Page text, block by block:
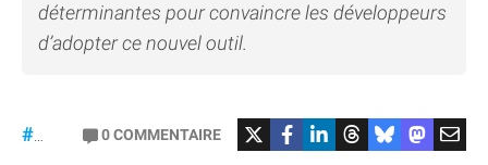
déterminantes pour convaincre les développeurs
d’adopter ce nouvel outil.
#Meta 0COMMENTAIRE